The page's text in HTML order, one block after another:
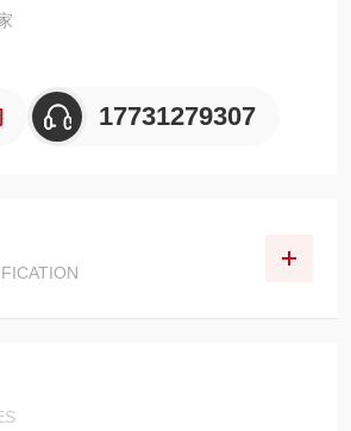
17731279307